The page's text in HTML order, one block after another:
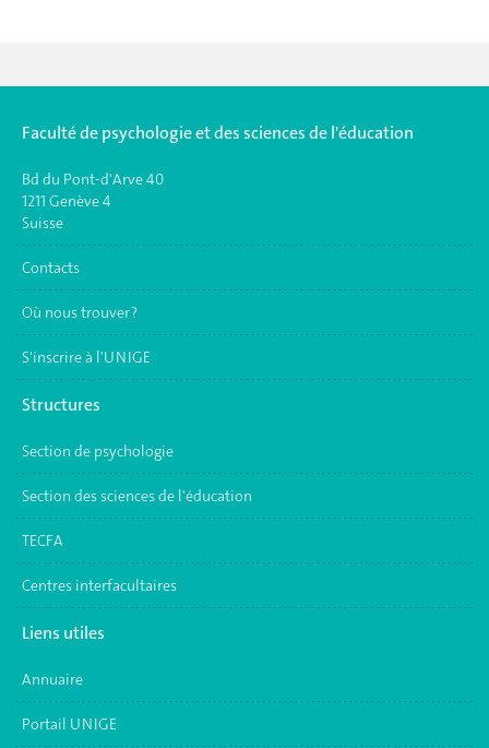
Faculté de psychologie et des sciences de l'éducation
Bd du Pont-d'Arve 40
1211 Genève 4
Suisse
Contacts
Où nous trouver ?
S'inscrire à l'UNIGE
Structures
Section de psychologie
Section des sciences de l'éducation
TECFA
Centres interfacultaires
Liens utiles
Annuaire
Portail UNIGE